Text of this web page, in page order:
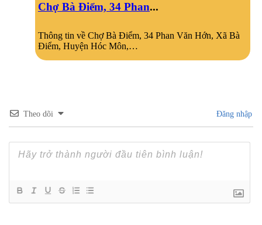
Chợ Bà Điểm, 34 Phan...
Thông tin về Chợ Bà Điểm, 34 Phan Văn Hớn, Xã Bà
Điểm, Huyện Hóc Môn,…
Theo dõi Đăng nhập